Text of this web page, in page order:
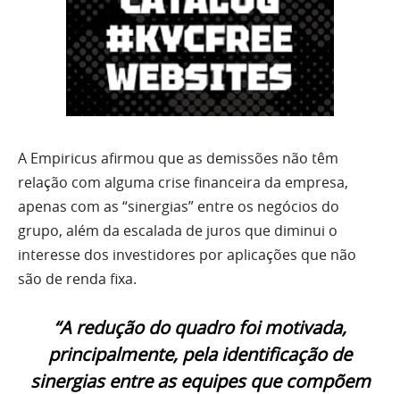
A Empiricus afirmou que as demissões não têm
relação com alguma crise financeira da empresa,
apenas com as “sinergias” entre os negócios do
grupo, além da escalada de juros que diminui o
interesse dos investidores por aplicações que não
são de renda fixa.
“A redução do quadro foi motivada,
principalmente, pela identificação de
sinergias entre as equipes que compõem